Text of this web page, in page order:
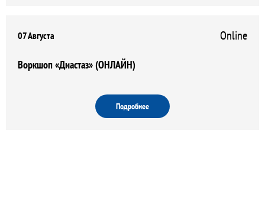
07 Августа Online
Воркшоп «Диастаз» (ОНЛАЙН)
Подробнее